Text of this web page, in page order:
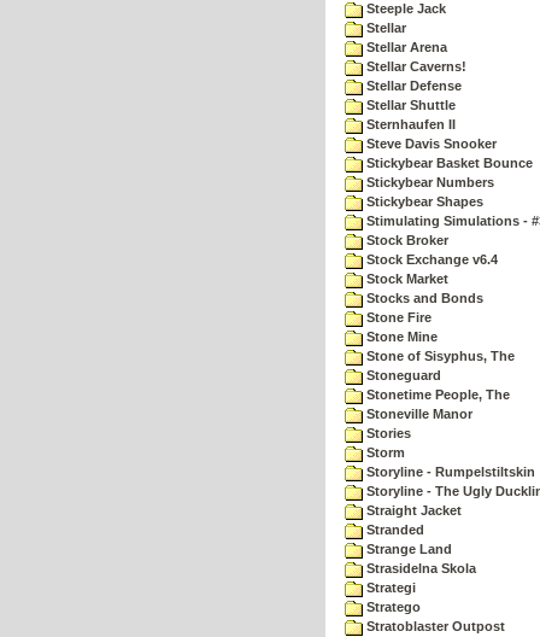
Steeple Jack
Stellar
Stellar Arena
Stellar Caverns!
Stellar Defense
Stellar Shuttle
Sternhaufen II
Steve Davis Snooker
Stickybear Basket Bounce
Stickybear Numbers
Stickybear Shapes
Stimulating Simulations -
Stock Broker
Stock Exchange v6.4
Stock Market
Stocks and Bonds
Stone Fire
Stone Mine
Stone of Sisyphus, The
Stoneguard
Stonetime People, The
Stoneville Manor
Stories
Storm
Storyline - Rumpelstiltskin
Storyline - The Ugly
Straight Jacket
Stranded
Strange Land
Strasidelna Skola
Strategi
Stratego
Stratoblaster Outpost